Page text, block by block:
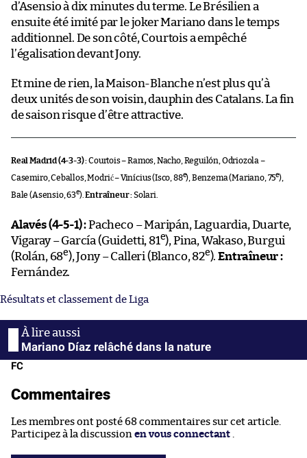
d’Asensio à dix minutes du terme. Le Brésilien a
ensuite été imité par le joker Mariano dans le temps
additionnel. De son côté, Courtois a empêché
l’égalisation devant Jony.
Et mine de rien, la Maison-Blanche n’est plus qu’à
deux unités de son voisin, dauphin des Catalans. La fin
de saison risque d’être attractive.
Real Madrid (4-3-3) :Courtois – Ramos, Nacho, Reguilón, Odriozola –
Casemiro, Ceballos, Modrić – Vinícius (Isco, 88e), Benzema (Mariano, 75e),
Bale (Asensio, 63e).Entraîneur :Solari.
Alavés (4-5-1) :Pacheco – Maripán, Laguardia, Duarte,
Vigaray – García (Guidetti, 81e), Pina, Wakaso, Burgui
(Rolán, 68e), Jony – Calleri (Blanco, 82e).Entraîneur :
Fernández.
Résultats et classement de Liga
Mariano Díaz relâché dans la nature
FC
Commentaires
Les membres ont posté 68 commentaires sur cet article.
Participez à la discussion en vous connectant .